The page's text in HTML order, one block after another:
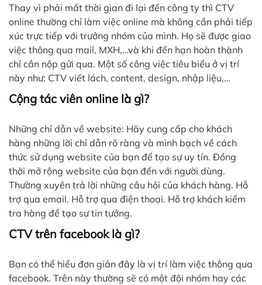
Thay vì phải mất thời gian đi lại đến công ty thì CTV
online thường chỉ làm việc online mà không cần phải tiếp
xúc trực tiếp với trưởng nhóm của mình. Họ sẽ được giao
việc thông qua mail, MXH,…và khi đến hạn hoàn thành
chỉ cần nộp gửi qua. Một số công việc tiêu biểu ở vị trí
này như: CTV viết lách, content, design, nhập liệu,…
Cộng tác viên online là gì?
Những chỉ dẫn về website: Hãy cung cấp cho khách
hàng những lời chỉ dẫn rõ ràng và minh bạch về cách
thức sử dụng website của bạn để tạo sự uy tín. Đồng
thời mở rộng website của bạn đến với người dùng.
Thường xuyên trả lời những câu hỏi của khách hàng. Hỗ
trợ qua email. Hỗ trợ qua điện thoại. Hỗ trợ khách kiểm
tra hàng để tạo sự tin tưởng.
CTV trên facebook là gì?
Bạn có thể hiểu đơn giản đây là vị trí làm việc thông qua
facebook. Trên này thường sẽ có một đội nhóm hay các